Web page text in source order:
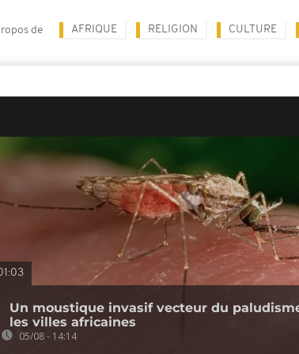
de AFRIQUE RELIGION CULTURE
Un moustique invasif vecteur du
les villes africaines
05/08 - 14:14